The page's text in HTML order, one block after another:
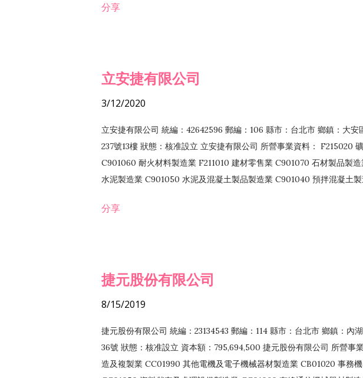
務 F102030 菸酒批發業 F203020 菸酒零售業 F401171 酒類輸入業
分享
立安捷有限公司
3/12/2020
立安捷有限公司 統編：42642596 郵編：106 縣市：台北市 鄉鎮：大
237號13樓 狀態：核准設立 立安捷有限公司 所營事業資料： F215020
C901060 耐火材料製造業 F211010 建材零售業 C901070 石材製品製
水泥製造業 C901050 水泥及混凝土製品製造業 C901040 預拌混凝土
EZ99990 其他工程業 F102170 食品什貨批發業 F106020 日常用品批
分享
捷元股份有限公司
8/15/2019
捷元股份有限公司 統編：23134543 郵編：114 縣市：台北市 鄉鎮：內
36號 狀態：核准設立 資本額：795,694,500 捷元股份有限公司 所營事
造及複製業 CC01990 其他電機及電子機械器材製造業 CB01020 事務